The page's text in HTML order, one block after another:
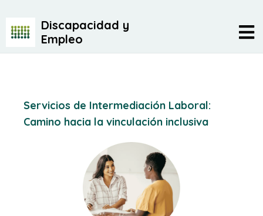
Discapacidad y
Empleo
Servicios de Intermediación Laboral:
Camino hacia la vinculación inclusiva